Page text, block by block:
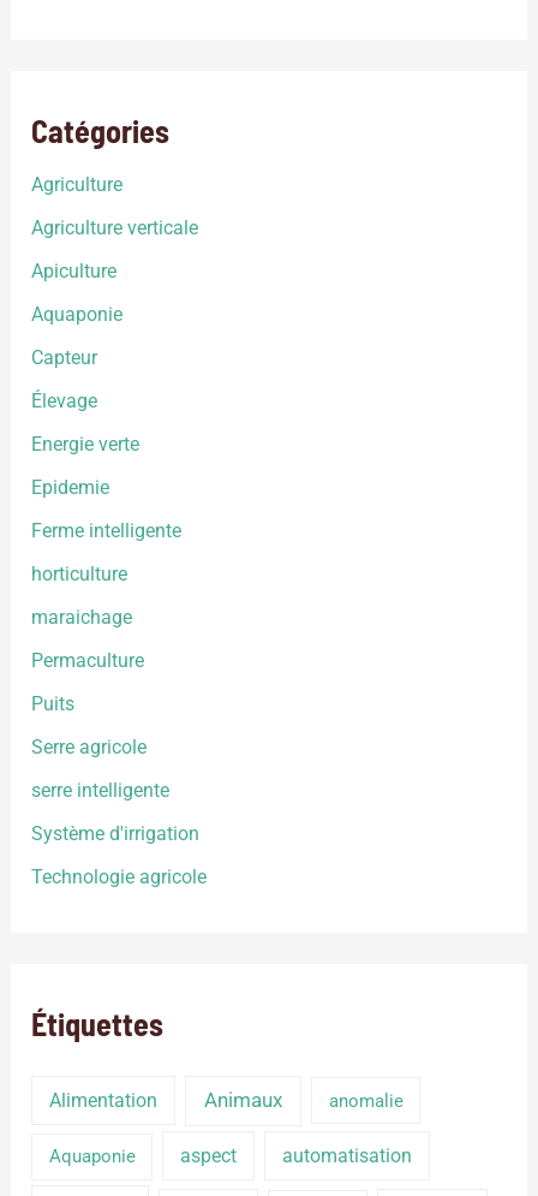
Catégories
Agriculture
Agriculture verticale
Apiculture
Aquaponie
Capteur
Élevage
Energie verte
Epidemie
Ferme intelligente
horticulture
maraichage
Permaculture
Puits
Serre agricole
serre intelligente
Système d'irrigation
Technologie agricole
Étiquettes
Alimentation Animaux anomalie
Aquaponie aspect automatisation